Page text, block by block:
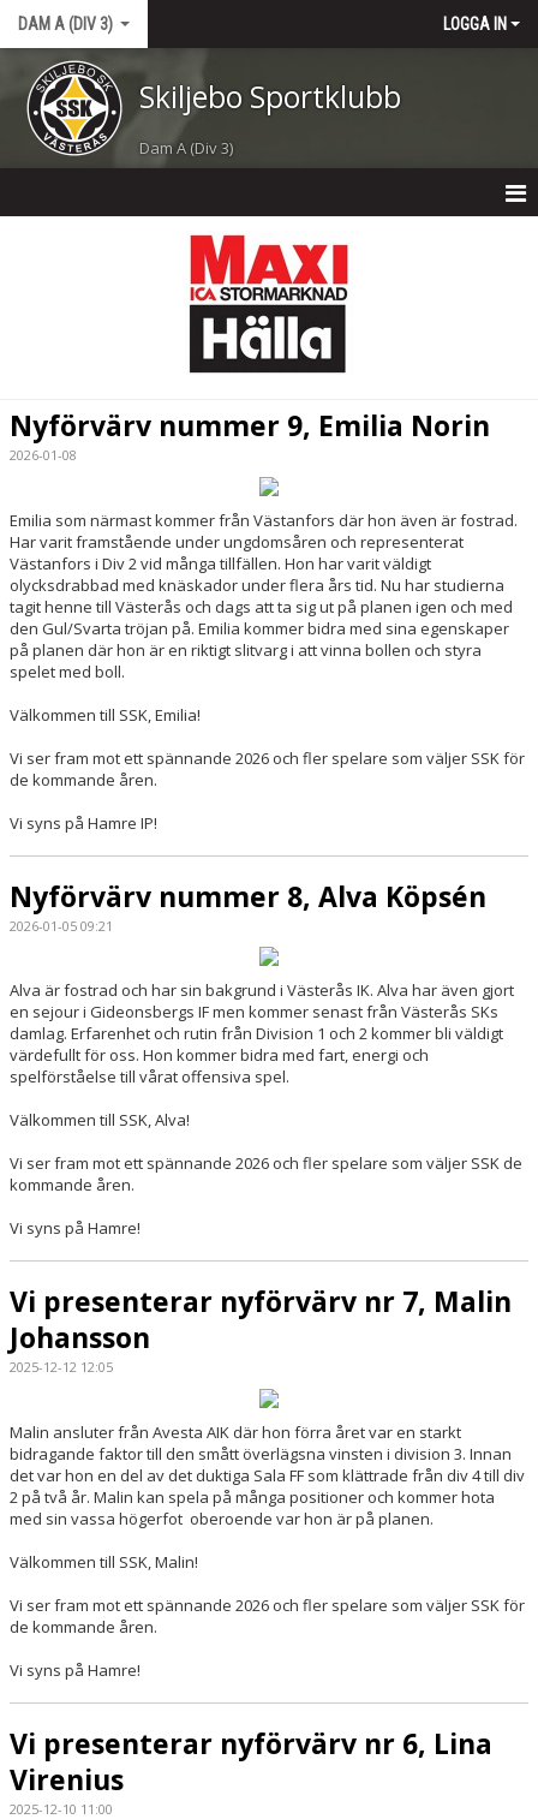
DAM A (DIV 3) LOGGA IN
Skiljebo Sportklubb
Dam A (Div 3)
TRUPPEN
Nyförvärv nummer 9, Emilia Norin
2026-01-08
Emilia som närmast kommer från Västanfors där hon även är fostrad.
Har varit framstående under ungdomsåren och representerat
Västanfors i Div 2 vid många tillfällen. Hon har varit väldigt
olycksdrabbad med knäskador under flera års tid. Nu har studierna
tagit henne till Västerås och dags att ta sig ut på planen igen och med
den Gul/Svarta tröjan på. Emilia kommer bidra med sina egenskaper
på planen där hon är en riktigt slitvarg i att vinna bollen och styra
spelet med boll.
Välkommen till SSK, Emilia!
Vi ser fram mot ett spännande 2026 och fler spelare som väljer SSK för
de kommande åren.
Vi syns på Hamre IP!
Nyförvärv nummer 8, Alva Köpsén
2026-01-05 09:21
Alva är fostrad och har sin bakgrund i Västerås IK. Alva har även gjort
en sejour i Gideonsbergs IF men kommer senast från Västerås SKs
damlag. Erfarenhet och rutin från Division 1 och 2 kommer bli väldigt
värdefullt för oss. Hon kommer bidra med fart, energi och
spelförståelse till vårat offensiva spel.
Välkommen till SSK, Alva!
Vi ser fram mot ett spännande 2026 och fler spelare som väljer SSK de
kommande åren.
Vi syns på Hamre!
Vi presenterar nyförvärv nr 7, Malin
Johansson
2025-12-12 12:05
Malin ansluter från Avesta AIK där hon förra året var en starkt
bidragande faktor till den smått överlägsna vinsten i division 3. Innan
det var hon en del av det duktiga Sala FF som klättrade från div 4 till div
2 på två år. Malin kan spela på många positioner och kommer hota
med sin vassa högerfot oberoende var hon är på planen.
Välkommen till SSK, Malin!
Vi ser fram mot ett spännande 2026 och fler spelare som väljer SSK för
de kommande åren.
Vi syns på Hamre!
Vi presenterar nyförvärv nr 6, Lina
Virenius
2025-12-10 11:00